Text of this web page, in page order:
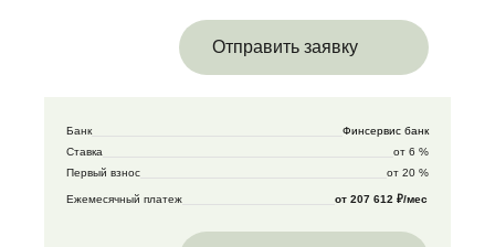
Отправить заявку
Банк
Финсервис банк
Ставка
от 6 %
Первый взнос
от 20 %
Ежемесячный платеж от 207 612 ₽/мес